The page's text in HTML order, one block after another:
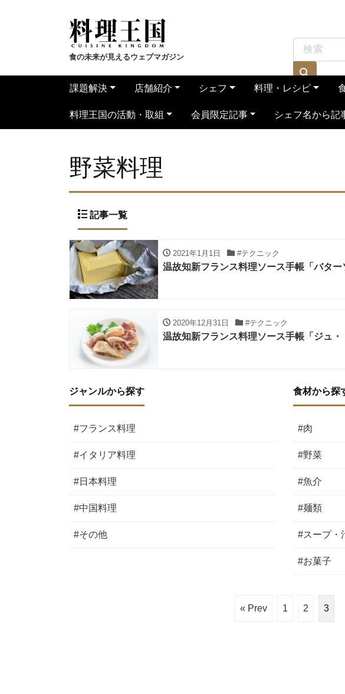
食の未来が見えるウェブマガジン
課題解決 店舗紹介 シェフ 料理・レシピ
料理王国の活動・取組 会員限定記事 シェフ名から記
野菜料理
記事一覧
2021年1月1日 #テクニック
温故知新フランス料理ソース手帳「バター
2020年12月31日 #テクニック
温故知新フランス料理ソース手帳「ジュ・
ジャンルから探す
#フランス料理
#イタリア料理
#日本料理
#中国料理
#その他
食材から探
#肉
#野菜
#魚介
#麺類
#スープ・
#お菓子
« Prev 1 2 3